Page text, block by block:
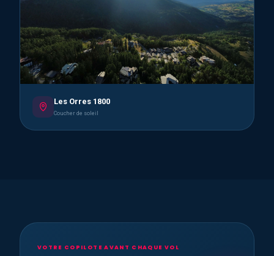
Les Orres 1800
Coucher de soleil
VOTRE COPILOTE AVANT CHAQUE VOL